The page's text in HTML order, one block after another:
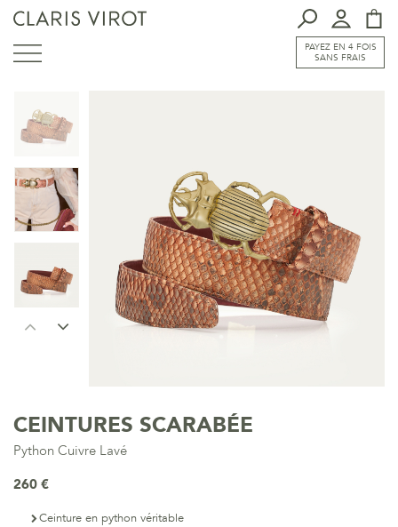
PAYEZ EN 4 FOIS
SANS FRAIS
CEINTURES SCARABÉE
Python Cuivre Lavé
260 €
Ceinture en python véritable